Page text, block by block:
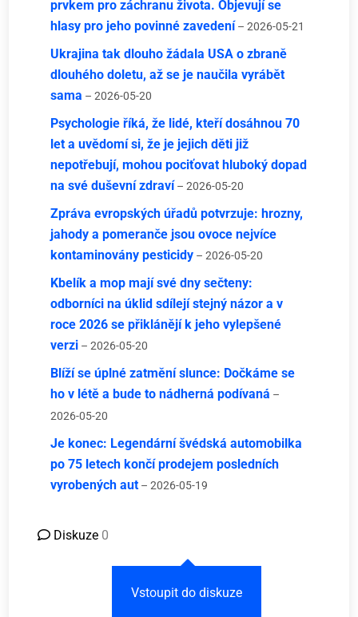
prvkem pro záchranu života. Objevují se
hlasy pro jeho povinné zavedení – 2026-05-21
Ukrajina tak dlouho žádala USA o zbraně
dlouhého doletu, až se je naučila vyrábět
sama – 2026-05-20
Psychologie říká, že lidé, kteří dosáhnou 70
let a uvědomí si, že je jejich děti již
nepotřebují, mohou pociťovat hluboký dopad
na své duševní zdraví – 2026-05-20
Zpráva evropských úřadů potvrzuje: hrozny,
jahody a pomeranče jsou ovoce nejvíce
kontaminovány pesticidy – 2026-05-20
Kbelík a mop mají své dny sečteny:
odborníci na úklid sdílejí stejný názor a v
roce 2026 se přiklánějí k jeho vylepšené
verzi – 2026-05-20
Blíží se úplné zatmění slunce: Dočkáme se
ho v létě a bude to nádherná podívaná –
2026-05-20
Je konec: Legendární švédská automobilka
po 75 letech končí prodejem posledních
vyrobených aut – 2026-05-19
Diskuze 0
Vstoupit do diskuze